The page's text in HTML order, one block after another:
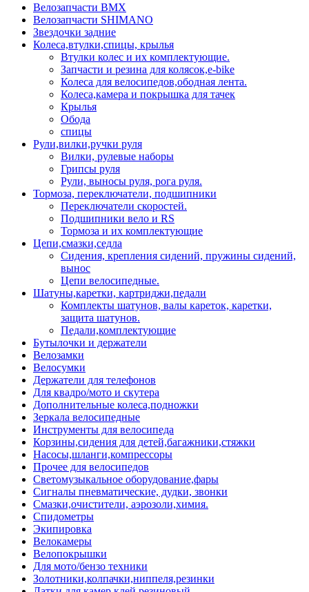
Велозапчасти BMX
Велозапчасти SHIMANO
Звездочки задние
Колеса,втулки,спицы, крылья
Втулки колес и их комплектующие.
Запчасти и резина для колясок,e-bike
Колеса для велосипедов,ободная лента.
Колеса,камера и покрышка для тачек
Крылья
Обода
спицы
Рули,вилки,ручки руля
Вилки, рулевые наборы
Грипсы руля
Рули, выносы руля, рога руля.
Тормоза, переключатели, подшипники
Переключатели скоростей.
Подшипники вело и RS
Тормоза и их комплектующие
Цепи,смазки,седла
Сидения, крепления сидений, пружины сидений,
вынос
Цепи велосипедные.
Шатуны,каретки, картриджи,педали
Комплекты шатунов, валы кареток, каретки,
защита шатунов.
Педали,комплектующие
Бутылочки и держатели
Велозамки
Велосумки
Держатели для телефонов
Для квадро/мото и скутера
Дополнительные колеса,подножки
Зеркала велосипедные
Инструменты для велосипеда
Корзины,сидения для детей,багажники,стяжки
Насосы,шланги,компрессоры
Прочее для велосипедов
Светомузыкальное оборудование,фары
Сигналы пневматические, дудки, звонки
Смазки,очистители, аэрозоли,химия.
Спидометры
Экипировка
Велокамеры
Велопокрышки
Для мото/бензо техники
Золотники,колпачки,ниппеля,резинки